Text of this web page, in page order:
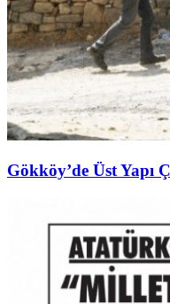
Gökköy’de Üst Yapı